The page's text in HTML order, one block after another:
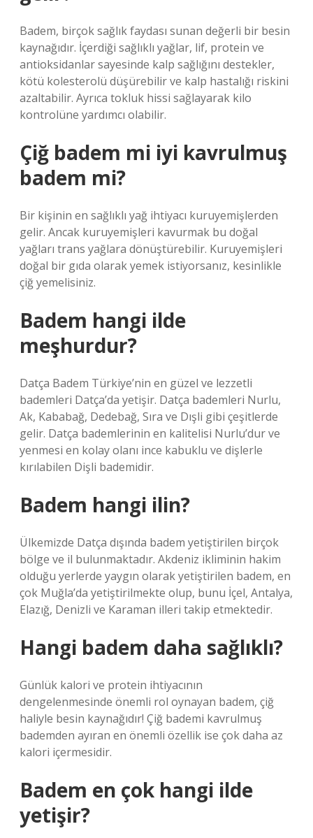
Badem, birçok sağlık faydası sunan değerli bir besin
kaynağıdır. İçerdiği sağlıklı yağlar, lif, protein ve
antioksidanlar sayesinde kalp sağlığını destekler,
kötü kolesterolü düşürebilir ve kalp hastalığı riskini
azaltabilir. Ayrıca tokluk hissi sağlayarak kilo
kontrolüne yardımcı olabilir.
Çiğ badem mi iyi kavrulmuş
badem mi?
Bir kişinin en sağlıklı yağ ihtiyacı kuruyemişlerden
gelir. Ancak kuruyemişleri kavurmak bu doğal
yağları trans yağlara dönüştürebilir. Kuruyemişleri
doğal bir gıda olarak yemek istiyorsanız, kesinlikle
çiğ yemelisiniz.
Badem hangi ilde
meşhurdur?
Datça Badem Türkiye’nin en güzel ve lezzetli
bademleri Datça’da yetişir. Datça bademleri Nurlu,
Ak, Kababağ, Dedebağ, Sıra ve Dışli gibi çeşitlerde
gelir. Datça bademlerinin en kalitelisi Nurlu’dur ve
yenmesi en kolay olanı ince kabuklu ve dişlerle
kırılabilen Dişli bademidir.
Badem hangi ilin?
Ülkemizde Datça dışında badem yetiştirilen birçok
bölge ve il bulunmaktadır. Akdeniz ikliminin hakim
olduğu yerlerde yaygın olarak yetiştirilen badem, en
çok Muğla’da yetiştirilmekte olup, bunu İçel, Antalya,
Elazığ, Denizli ve Karaman illeri takip etmektedir.
Hangi badem daha sağlıklı?
Günlük kalori ve protein ihtiyacının
dengelenmesinde önemli rol oynayan badem, çiğ
haliyle besin kaynağıdır! Çiğ bademi kavrulmuş
bademden ayıran en önemli özellik ise çok daha az
kalori içermesidir.
Badem en çok hangi ilde
yetişir?